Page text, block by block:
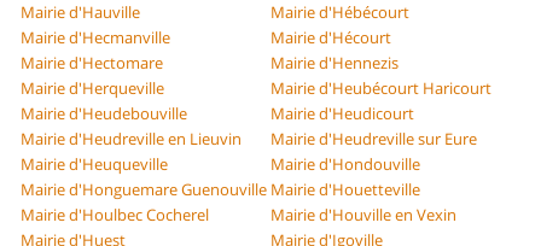
Mairie d'Hauville
Mairie d'Hébécourt
Mairie d'Hecmanville
Mairie d'Hécourt
Mairie d'Hectomare
Mairie d'Hennezis
Mairie d'Herqueville
Mairie d'Heubécourt Haricourt
Mairie d'Heudebouville
Mairie d'Heudicourt
Mairie d'Heudreville en Lieuvin
Mairie d'Heudreville sur Eure
Mairie d'Heuqueville
Mairie d'Hondouville
Mairie d'Honguemare Guenouville Mairie d'Houetteville
Mairie d'Houlbec Cocherel
Mairie d'Houville en Vexin
Mairie d'Huest
Mairie d'Igoville